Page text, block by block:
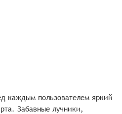
каждым пользователем яркий
Забавные лучники,